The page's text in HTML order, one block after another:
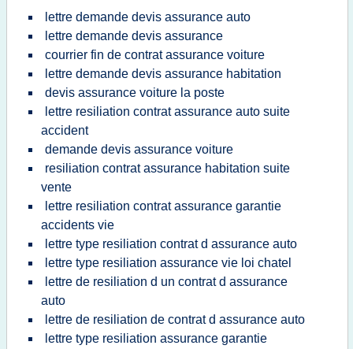
lettre demande devis assurance auto
lettre demande devis assurance
courrier fin de contrat assurance voiture
lettre demande devis assurance habitation
devis assurance voiture la poste
lettre resiliation contrat assurance auto suite
accident
demande devis assurance voiture
resiliation contrat assurance habitation suite
vente
lettre resiliation contrat assurance garantie
accidents vie
lettre type resiliation contrat d assurance auto
lettre type resiliation assurance vie loi chatel
lettre de resiliation d un contrat d assurance
auto
lettre de resiliation de contrat d assurance auto
lettre type resiliation assurance garantie